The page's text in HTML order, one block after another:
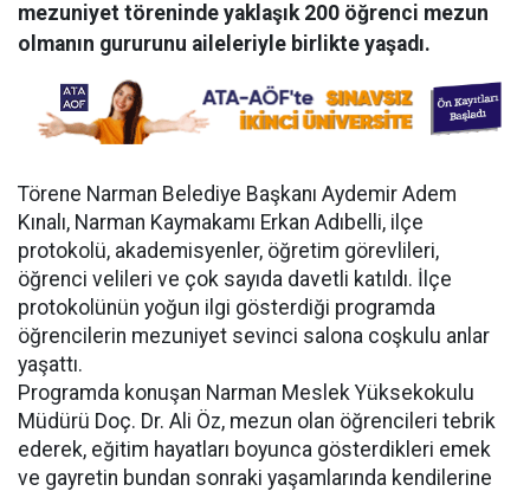
mezuniyet töreninde yaklaşık 200 öğrenci mezun
olmanın gururunu aileleriyle birlikte yaşadı.
Törene Narman Belediye Başkanı Aydemir Adem
Kınalı, Narman Kaymakamı Erkan Adıbelli, ilçe
protokolü, akademisyenler, öğretim görevlileri,
öğrenci velileri ve çok sayıda davetli katıldı. İlçe
protokolünün yoğun ilgi gösterdiği programda
öğrencilerin mezuniyet sevinci salona coşkulu anlar
yaşattı.
Programda konuşan Narman Meslek Yüksekokulu
Müdürü Doç. Dr. Ali Öz, mezun olan öğrencileri tebrik
ederek, eğitim hayatları boyunca gösterdikleri emek
ve gayretin bundan sonraki yaşamlarında kendilerine